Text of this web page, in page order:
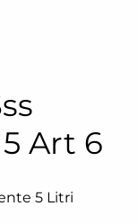
Art 6
5 Litri